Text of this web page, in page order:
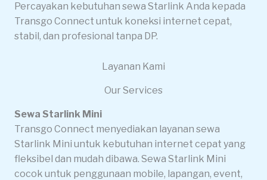
Percayakan kebutuhan sewa Starlink Anda kepada
Transgo Connect untuk koneksi internet cepat,
stabil, dan profesional tanpa DP.
Layanan Kami
Our Services
Sewa Starlink Mini
Transgo Connect menyediakan layanan sewa
Starlink Mini untuk kebutuhan internet cepat yang
fleksibel dan mudah dibawa. Sewa Starlink Mini
cocok untuk penggunaan mobile, lapangan, event,